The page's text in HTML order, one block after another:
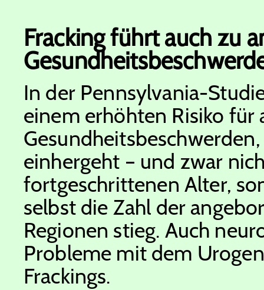
Fracking führt auch zu
In der Pennsylvania-
einem erhöhten Risiko für
einhergeht – und zwar
fortgeschrittenen Alter,
selbst die Zahl der
Regionen stieg. Auch
Probleme mit dem
Frackings.